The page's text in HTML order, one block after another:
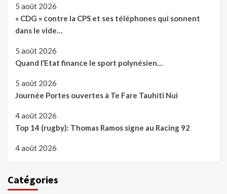
5 août 2026
« CDG » contre la CPS et ses téléphones qui sonnent
dans le vide…
5 août 2026
Quand l’Etat finance le sport polynésien…
5 août 2026
Journée Portes ouvertes à Te Fare Tauhiti Nui
4 août 2026
Top 14 (rugby): Thomas Ramos signe au Racing 92
4 août 2026
Catégories